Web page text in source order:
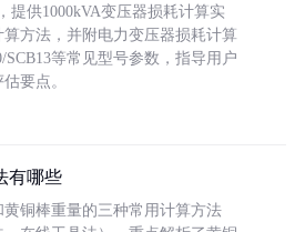
提供1000kVA变压器损耗计算实
方法，并附电力变压器损耗计算
SCB13等常见型号参数，指导用户
要点。
有哪些
铜棒重量的三种常用计算方法